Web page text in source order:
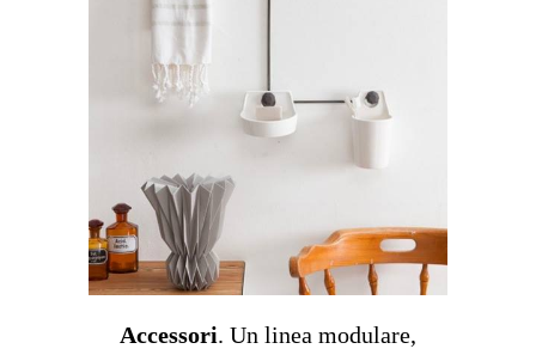
Accessori. Un linea modulare,